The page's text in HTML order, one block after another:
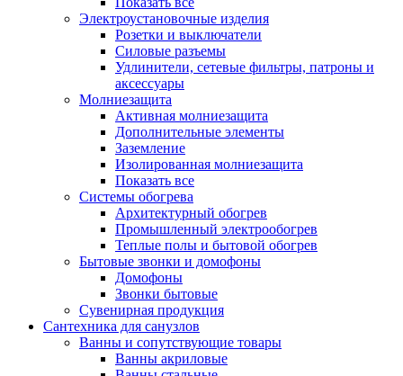
Электроустановочные изделия
Розетки и выключатели
Силовые разъемы
Удлинители, сетевые фильтры, патроны и
аксессуары
Молниезащита
Активная молниезащита
Дополнительные элементы
Заземление
Изолированная молниезащита
Показать все
Системы обогрева
Архитектурный обогрев
Промышленный электрообогрев
Теплые полы и бытовой обогрев
Бытовые звонки и домофоны
Домофоны
Звонки бытовые
Сувенирная продукция
Сантехника для санузлов
Ванны и сопутствующие товары
Ванны акриловые